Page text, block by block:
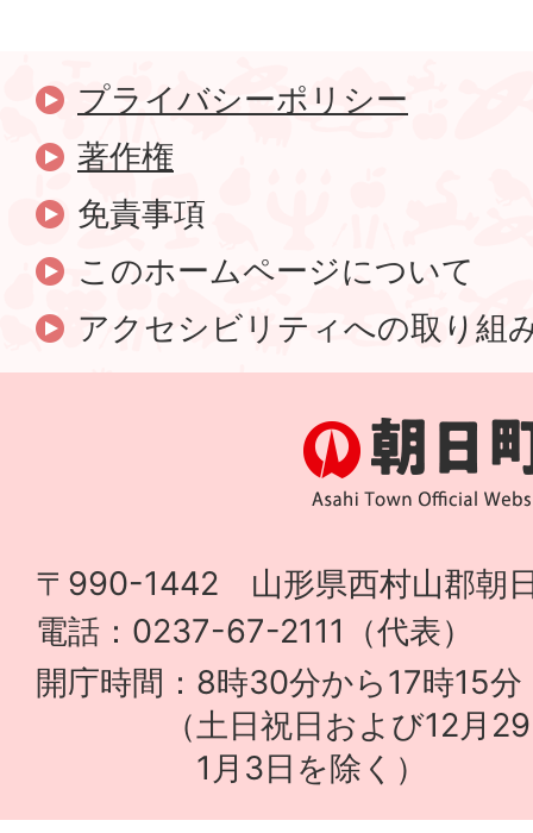
プライバシーポリシー
著作権
免責事項
このホームページについて
アクセシビリティへの取り組
〒990-1442 山形県西村山郡朝
電話：0237-67-2111（代表）
開庁時間：8時30分から17時15分
（土日祝日および12月29
1月3日を除く）